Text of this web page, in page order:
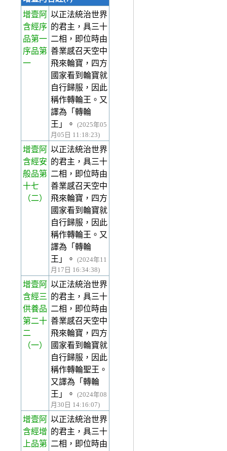
增壹阿
含經序
品第一
序品第
一
以正法統治世界
的君主，具三十
二相，即位時由
善業感召天空中
飛來輪寶，四方
國家看到輪寶就
自行歸服，因此
稱作轉輪王。又
譯為「轉輪
王」。
(2025年05
月05日 11:18:23)
增壹阿
含經安
般品第
十七
（二）
以正法統治世界
的君主，具三十
二相，即位時由
善業感召天空中
飛來輪寶，四方
國家看到輪寶就
自行歸服，因此
稱作轉輪王。又
譯為「轉輪
王」。
(2024年11
月17日 16:34:38)
增壹阿
含經三
供養品
第二十
二
（一）
以正法統治世界
的君主，具三十
二相，即位時由
善業感召天空中
飛來輪寶，四方
國家看到輪寶就
自行歸服，因此
稱作轉輪聖王。
又譯為「轉輪
王」。
(2024年08
月30日 14:16:07)
增壹阿
含經增
上品第
以正法統治世界
的君主，具三十
二相，即位時由